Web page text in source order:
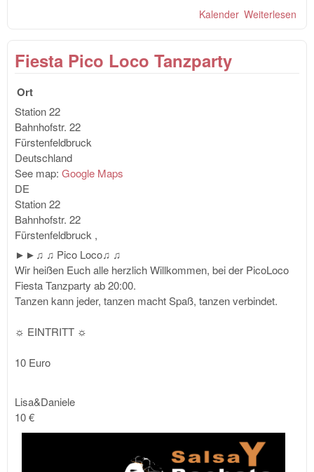
Weiterlesen
Kalender
Fiesta Pico Loco Tanzparty
Ort
Station 22
Bahnhofstr. 22
Fürstenfeldbruck
Deutschland
See map: Google Maps
DE
Station 22
Bahnhofstr. 22
Fürstenfeldbruck ,
►►♫ ♫ Pico Loco♫ ♫
Wir heißen Euch alle herzlich Willkommen, bei der PicoLoco
Fiesta Tanzparty ab 20:00.
Tanzen kann jeder, tanzen macht Spaß, tanzen verbindet.
☼ EINTRITT ☼
10 Euro
Lisa&Daniele
10 €